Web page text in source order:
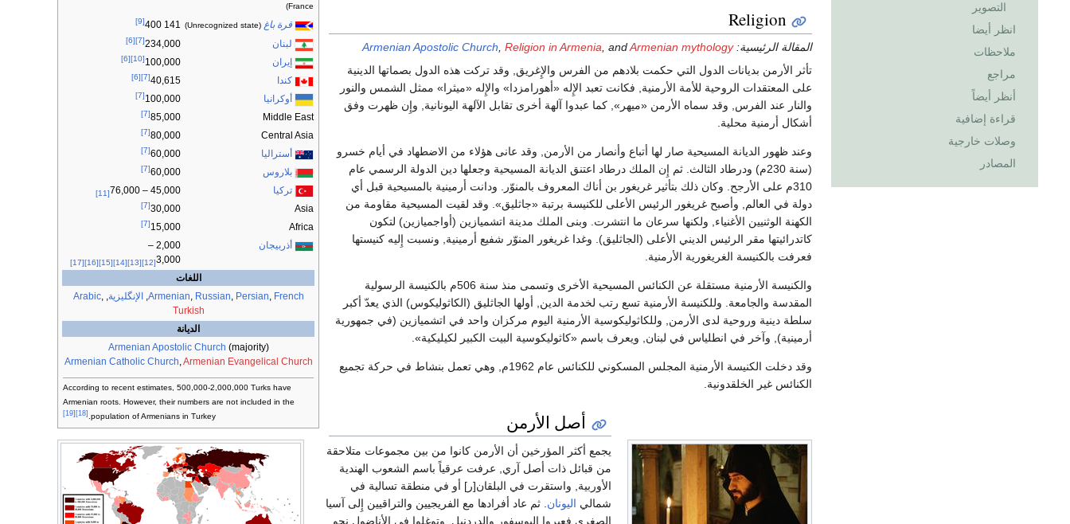
التصوير
انظر أيضا
ملاحظات
مراجع
أنظر أيضاً
قراءة إضافية
وصلات خارجية
المصادر
France)
قرة باغ (Unrecognized state)
141 400
[9]
لبنان 234,000
[7]
[6]
إيران 100,000
[10]
[6]
كندا 40,615
[7]
[6]
أوكرانيا 100,000
[7]
Middle East
85,000
[7]
Central Asia
80,000
[7]
أستراليا 60,000
[7]
بلاروس 60,000
[7]
تركيا 45,000 – 76,000
[11]
Asia
30,000
[7]
Africa
15,000
[7]
أذربيجان
2,000 –
3,000
[12]
[13]
[14]
[15]
[16]
[17]
اللغات
Armenian, Russian, Persian, French
, الإنگليزية,
Arabic,
Turkish
الديانة
Armenian Apostolic Church (majority)
Armenian Catholic Church,Armenian Evangelical Church
According to recent estimates, 500,000-2,000,000 Turks have
Armenian roots. However, their numbers are not included in the
population of Armenians in Turkey.
[18]
[19]
Religion
المقالة الرئيسية: Armenian Apostolic Church Religion in Armenia , andArmenian mythology
تأثر الأرمن بديانات الدول التي حكمت بلادهم من الفرس والإِغريق, وقد تركت هذه الدول بصماتها الدينية
على المعتقدات الروحية للأمة الأرمنية, فكانت تعبد الإِله «أهورامزدا» والإِله «ميثرا» ممثل الشمس والنور
والنار عند الفرس, وقد سماه الأرمن «ميهر», كما عبدوا آلهة أخرى تقابل الآلهة اليونانية, وإِن ظهرت وفق
أشكال أرمنية محلية.
وعند ظهور الديانة المسيحية صار لها أتباع وأنصار من الأرمن, وقد عانى هؤلاء من الاضطهاد في أيام خسرو
(سنة 230م) ودرطاد الثالث. ثم إِن الملك درطاد اعتنق الديانة المسيحية وجعلها دين الدولة الرسمي عام
310م على الأرجح. وكان ذلك بتأثير غريغور بن أناك المعروف بالمنوّر. ودانت أرمينية بالمسيحية قبل أي
دولة في العالم, وأصبح غريغور الرئيس الأعلى للكنيسة برتبة «جاثليق». وقد لقيت المسيحية مقاومة من
الكهنة الوثنيين الأغنياء, ولكنها سرعان ما انتشرت. وبنى الملك مدينة اتشميازين (أواجميازين) لتكون
كاتدرائيتها مقر الرئيس الديني الأعلى (الجاثليق). وغدا غريغور المنوّر شفيع أرمينية, ونسبت إِليه كنيستها
فعرفت بالكنيسة الغريغورية الأرمنية.
والكنيسة الأرمنية مستقلة عن الكنائس المسيحية الأخرى وتسمى منذ سنة 506م بالكنيسة الرسولية
المقدسة والجامعة. وللكنيسة الأرمنية تسع رتب لخدمة الدين, أولها الجاثليق (الكاثوليكوس) الذي يعدّ أكبر
سلطة دينية وروحية لدى الأرمن, وللكاثوليكوسية الأرمنية اليوم مركزان واحد في اتشميازين (في جمهورية
أرمينية), وآخر في انطلياس في لبنان, ويعرف باسم «كاثوليكوسية البيت الكبير لكيليكية».
وقد دخلت الكنيسة الأرمنية المجلس المسكوني للكنائس عام 1962م, وهي تعمل بنشاط في حركة تجميع
الكنائس غير الخلقدونية.
أصل الأرمن
يجمع أكثر المؤرخين أن الأرمن كانوا من بين مجموعات متلاحقة
من قبائل ذات أصل آري, عرفت عرقياً باسم الشعوب الهندية
الأوربية, واستقرت في البلقان[ر] أو في منطقة تسالية في
شمالي اليونان. ثم عاد أفرادها مع الفريجيين والتراقيين إِلى آسيا
الصغرى فعبروا البوسفور والدردنيل, وتوغلوا في الأناضول نحو